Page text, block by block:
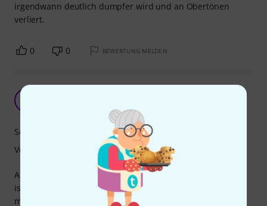
irgendwann deutlich dumpfer wird und an Obertönen
verliert.
0 0 BEWERTUNG MELDEN
Andy von Rockenhausen 24.08.2025
Auf meiner 8-saitigen Lap Steel Guitar, die in C6 gestimmt
ist (A-C-E-G-A-C-E-G, low to high), habe ich schon alle
möglichen Saiten probiert, die Auswahl ist allerdings nicht
Sound
Verarbeitung